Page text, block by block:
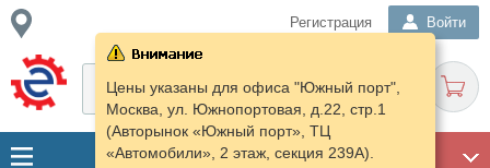
Регистрация Войти
Цены указаны для офиса "Южный порт",
Москва, ул. Южнопортовая, д.22, стр.1
(Авторынок «Южный порт», ТЦ
«Автомобили», 2 этаж, секция 239А).